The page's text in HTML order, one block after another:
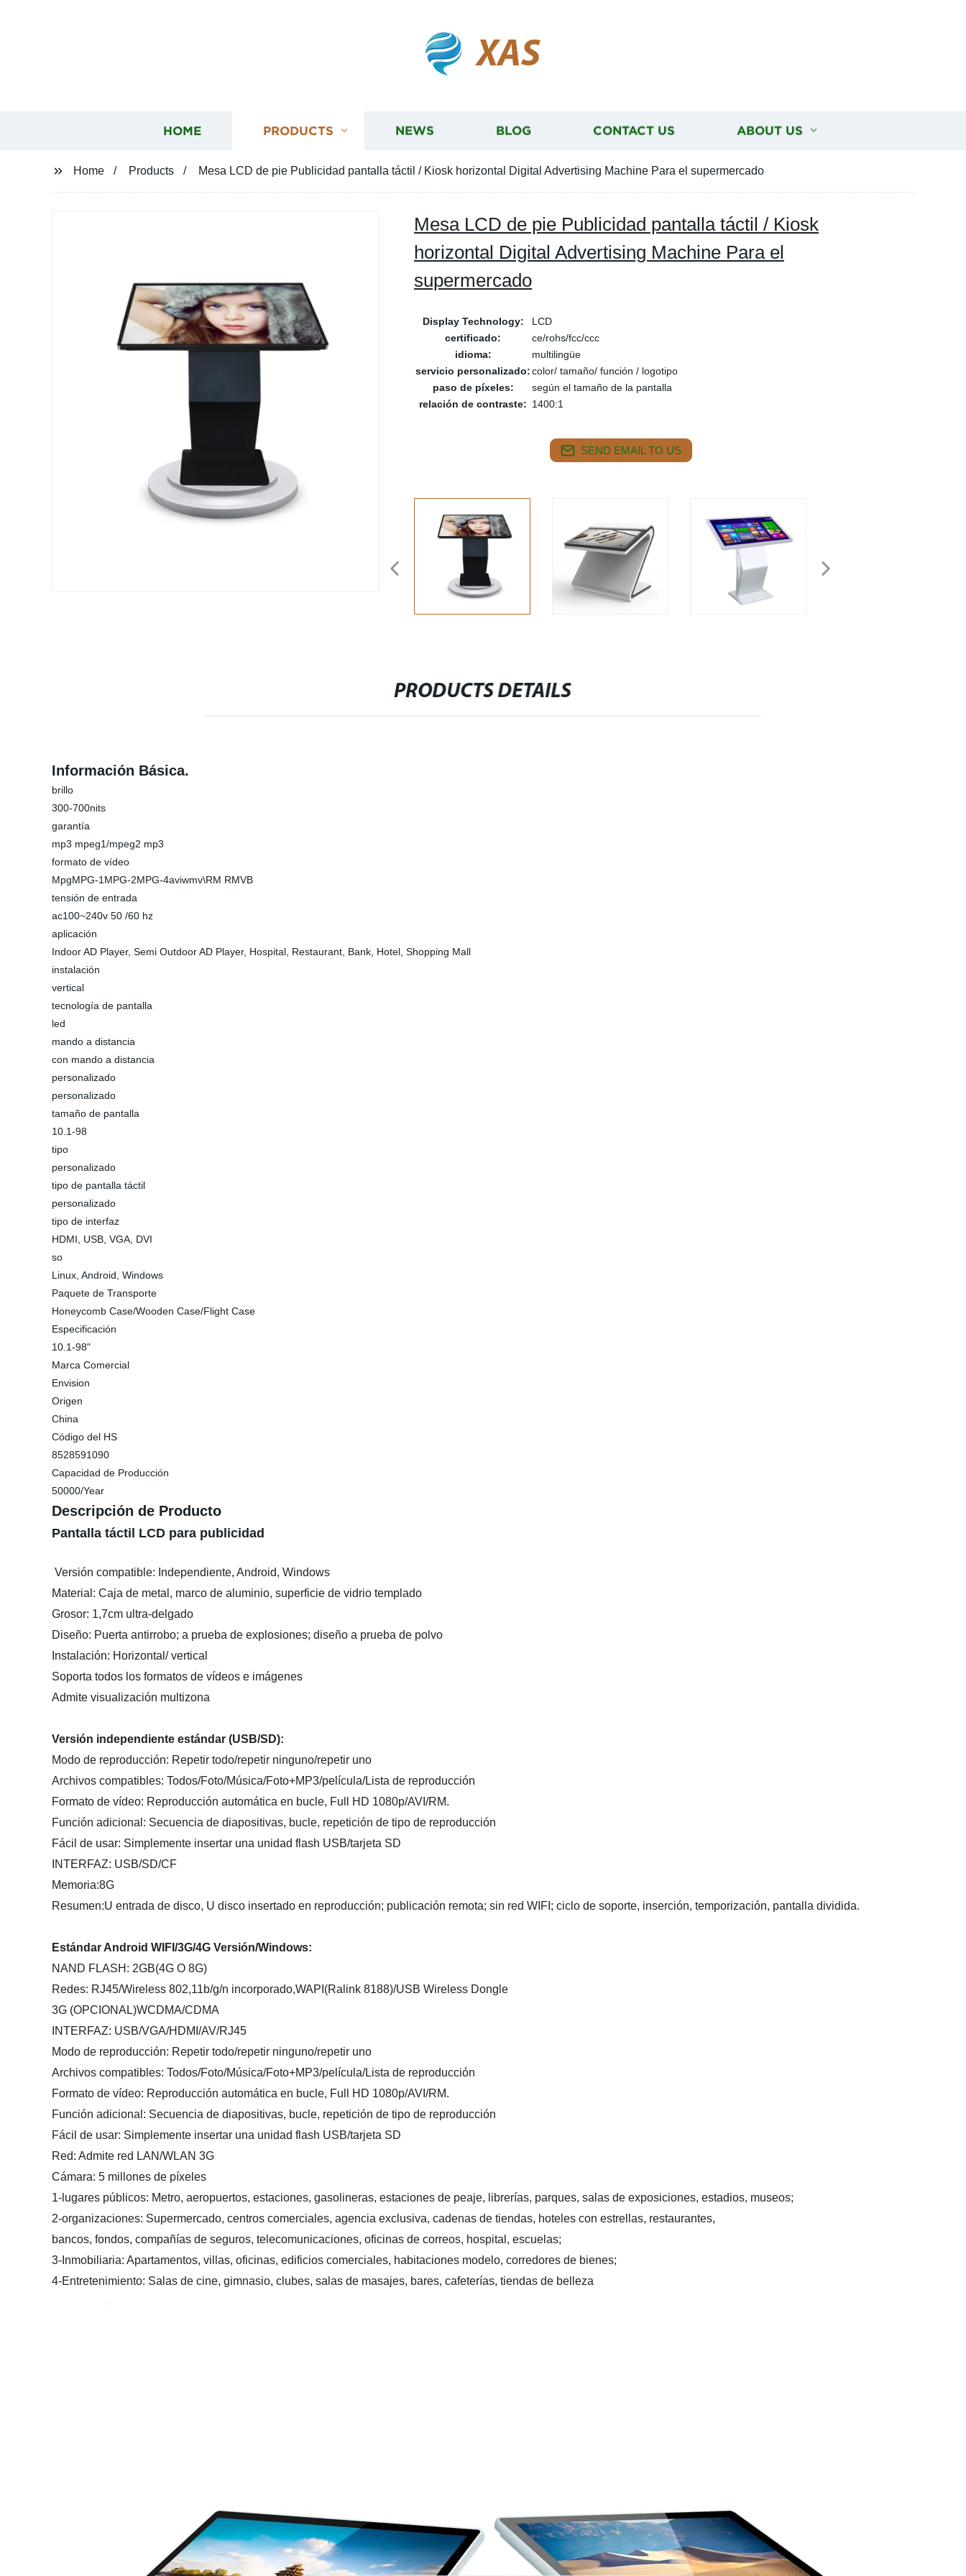
XAS
HOME PRODUCTS NEWS BLOG CONTACT US ABOUT US
Home Products Mesa LCD de pie Publicidad pantalla táctil / Kiosk horizontal Digital Advertising Machine Para el supermercado
Mesa LCD de pie Publicidad pantalla táctil / Kiosk
horizontal Digital Advertising Machine Para el
supermercado
Display Technology:
LCD
certificado:
ce/rohs/fcc/ccc
idioma:
multilingüe
servicio personalizado:color/ tamaño/ función / logotipo
paso de píxeles:
según el tamaño de la pantalla
relación de contraste: 1400:1
SEND EMAIL TO US
PRODUCTS DETAILS
Información Básica.
brillo
300-700nits
garantía
mp3 mpeg1/mpeg2 mp3
formato de vídeo
MpgMPG-1MPG-2MPG-4aviwmv\RM RMVB
tensión de entrada
ac100~240v 50 /60 hz
aplicación
Indoor AD Player, Semi Outdoor AD Player, Hospital, Restaurant, Bank, Hotel, Shopping Mall
instalación
vertical
tecnología de pantalla
led
mando a distancia
con mando a distancia
personalizado
personalizado
tamaño de pantalla
10.1-98
tipo
personalizado
tipo de pantalla táctil
personalizado
tipo de interfaz
HDMI, USB, VGA, DVI
so
Linux, Android, Windows
Paquete de Transporte
Honeycomb Case/Wooden Case/Flight Case
Especificación
10.1-98"
Marca Comercial
Envision
Origen
China
Código del HS
8528591090
Capacidad de Producción
50000/Year
Descripción de Producto
Pantalla táctil LCD para publicidad
Versión compatible: Independiente, Android, Windows
Material: Caja de metal, marco de aluminio, superficie de vidrio templado
Grosor: 1,7cm ultra-delgado
Diseño: Puerta antirrobo; a prueba de explosiones; diseño a prueba de polvo
Instalación: Horizontal/ vertical
Soporta todos los formatos de vídeos e imágenes
Admite visualización multizona
Versión independiente estándar (USB/SD):
Modo de reproducción: Repetir todo/repetir ninguno/repetir uno
Archivos compatibles: Todos/Foto/Música/Foto+MP3/película/Lista de reproducción
Formato de vídeo: Reproducción automática en bucle, Full HD 1080p/AVI/RM.
Función adicional: Secuencia de diapositivas, bucle, repetición de tipo de reproducción
Fácil de usar: Simplemente insertar una unidad flash USB/tarjeta SD
INTERFAZ: USB/SD/CF
Memoria:8G
Resumen:U entrada de disco, U disco insertado en reproducción; publicación remota; sin red WIFI; ciclo de soporte, inserción, temporización, pantalla dividida.
Estándar Android WIFI/3G/4G Versión/Windows:
NAND FLASH: 2GB(4G O 8G)
Redes: RJ45/Wireless 802,11b/g/n incorporado,WAPI(Ralink 8188)/USB Wireless Dongle
3G (OPCIONAL)WCDMA/CDMA
INTERFAZ: USB/VGA/HDMI/AV/RJ45
Modo de reproducción: Repetir todo/repetir ninguno/repetir uno
Archivos compatibles: Todos/Foto/Música/Foto+MP3/película/Lista de reproducción
Formato de vídeo: Reproducción automática en bucle, Full HD 1080p/AVI/RM.
Función adicional: Secuencia de diapositivas, bucle, repetición de tipo de reproducción
Fácil de usar: Simplemente insertar una unidad flash USB/tarjeta SD
Red: Admite red LAN/WLAN 3G
Cámara: 5 millones de píxeles
1-lugares públicos: Metro, aeropuertos, estaciones, gasolineras, estaciones de peaje, librerías, parques, salas de exposiciones, estadios, museos;
2-organizaciones: Supermercado, centros comerciales, agencia exclusiva, cadenas de tiendas, hoteles con estrellas, restaurantes,
bancos, fondos, compañías de seguros, telecomunicaciones, oficinas de correos, hospital, escuelas;
3-Inmobiliaria: Apartamentos, villas, oficinas, edificios comerciales, habitaciones modelo, corredores de bienes;
4-Entretenimiento: Salas de cine, gimnasio, clubes, salas de masajes, bares, cafeterías, tiendas de belleza